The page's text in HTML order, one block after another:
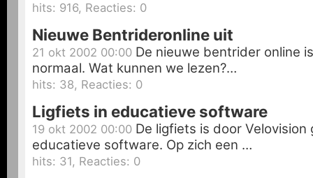
hits: 916, Reacties: 0
Nieuwe Bentrideronline uit
21 okt 2002 00:00 De nieuwe bentrider online
normaal. Wat kunnen we lezen?…
hits: 38, Reacties: 0
Ligfiets in educatieve software
19 okt 2002 00:00 De ligfiets is door Velovision
educatieve software. Op zich een …
hits: 31, Reacties: 0